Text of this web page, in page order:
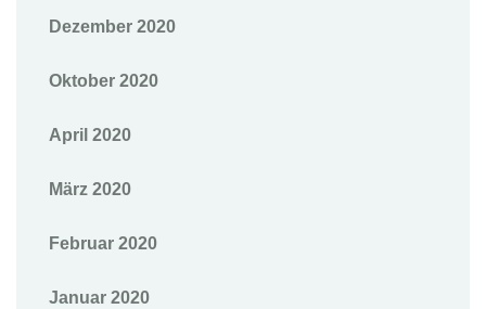
Dezember 2020
Oktober 2020
April 2020
März 2020
Februar 2020
Januar 2020